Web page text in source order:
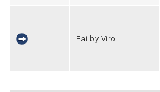
Fai by Viro